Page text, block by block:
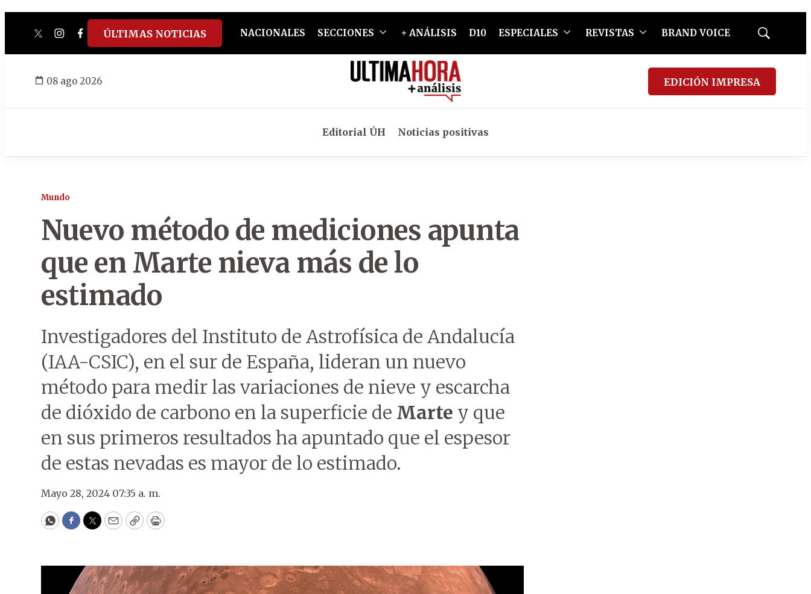
twitterinstagram
facebook
tiktokyoutube
spotify
ÚLTIMAS NOTICIAS NACIONALES SECCIONES + ANÁLISIS D10 ESPECIALES REVISTAS BRAND VOICE
Mostrar
08 ago 2026 EDICIÓN IMPRESA
Editorial ÚH Noticias positivas
Mundo
Nuevo método de mediciones apunta
que en Marte nieva más de lo
estimado
Investigadores del Instituto de Astrofísica de Andalucía
(IAA-CSIC), en el sur de España, lideran un nuevo
método para medir las variaciones de nieve y escarcha
de dióxido de carbono en la superficie de Marte y que
en sus primeros resultados ha apuntado que el espesor
de estas nevadas es mayor de lo estimado.
Mayo 28, 2024 07:35 a. m.
WhatsApp
Facebook
Twitter
EmailCopyPrint